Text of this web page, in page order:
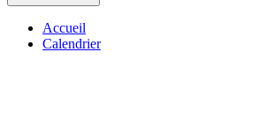
Accueil
Calendrier